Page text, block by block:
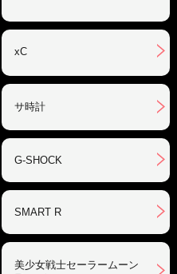
xC
サ時計
G-SHOCK
SMART R
美少女戦士セーラームーン